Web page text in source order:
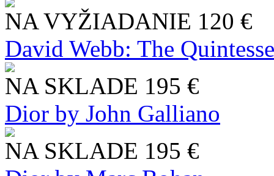
NA VYŽIADANIE 120 €
David Webb: The
NA SKLADE 195 €
Dior by John Galliano
NA SKLADE 195 €